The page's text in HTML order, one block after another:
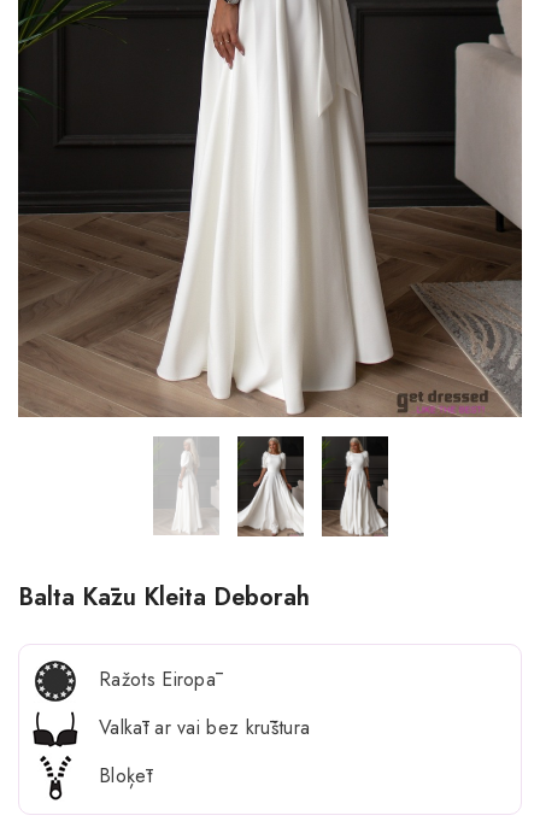
Balta Kāzu Kleita Deborah
Ražots Eiropā
Valkāt ar vai bez krūštura
Bloķēt